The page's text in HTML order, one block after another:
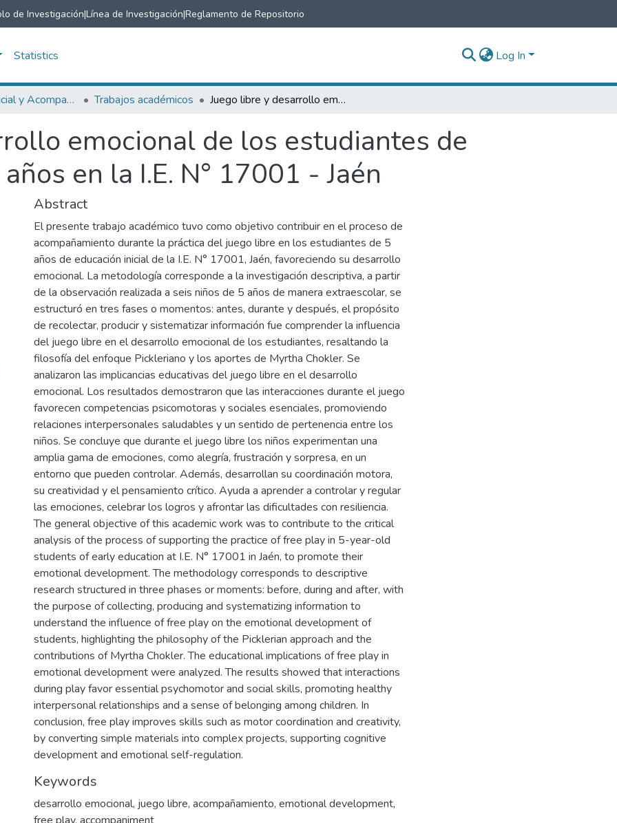
de Investigación|Línea de Investigación|Reglamento de Repositorio
Statistics Log In
Educación Inicial y Acompañamiento Infantil Trabajos académicos Juego libre y desarrollo emocional de los estudiantes de educación inicial 5 años en la I.E. N° 17001 - Jaén
emocional de los estudiantes de
en la I.E. N° 17001 - Jaén
Abstract
El presente trabajo académico tuvo como objetivo contribuir en el proceso de
acompañamiento durante la práctica del juego libre en los estudiantes de 5
años de educación inicial de la I.E. N° 17001, Jaén, favoreciendo su desarrollo
emocional. La metodología corresponde a la investigación descriptiva, a partir
de la observación realizada a seis niños de 5 años de manera extraescolar, se
estructuró en tres fases o momentos: antes, durante y después, el propósito
de recolectar, producir y sistematizar información fue comprender la influencia
del juego libre en el desarrollo emocional de los estudiantes, resaltando la
filosofía del enfoque Pickleriano y los aportes de Myrtha Chokler. Se
analizaron las implicancias educativas del juego libre en el desarrollo
emocional. Los resultados demostraron que las interacciones durante el juego
favorecen competencias psicomotoras y sociales esenciales, promoviendo
relaciones interpersonales saludables y un sentido de pertenencia entre los
niños. Se concluye que durante el juego libre los niños experimentan una
amplia gama de emociones, como alegría, frustración y sorpresa, en un
entorno que pueden controlar. Además, desarrollan su coordinación motora,
su creatividad y el pensamiento crítico. Ayuda a aprender a controlar y regular
las emociones, celebrar los logros y afrontar las dificultades con resiliencia.
The general objective of this academic work was to contribute to the critical
analysis of the process of supporting the practice of free play in 5-year-old
students of early education at I.E. N° 17001 in Jaén, to promote their
emotional development. The methodology corresponds to descriptive
research structured in three phases or moments: before, during and after, with
the purpose of collecting, producing and systematizing information to
understand the influence of free play on the emotional development of
students, highlighting the philosophy of the Picklerian approach and the
contributions of Myrtha Chokler. The educational implications of free play in
emotional development were analyzed. The results showed that interactions
during play favor essential psychomotor and social skills, promoting healthy
interpersonal relationships and a sense of belonging among children. In
conclusion, free play improves skills such as motor coordination and creativity,
by converting simple materials into complex projects, supporting cognitive
development and emotional self-regulation.
Keywords
desarrollo emocional, juego libre, acompañamiento, emotional development,